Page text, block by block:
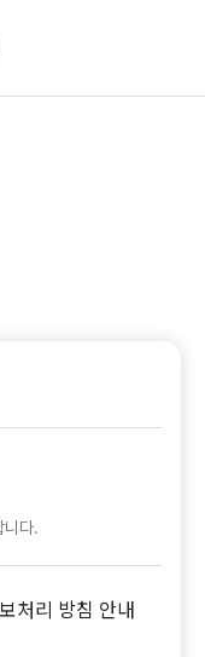
니다.
처리 방침 안내